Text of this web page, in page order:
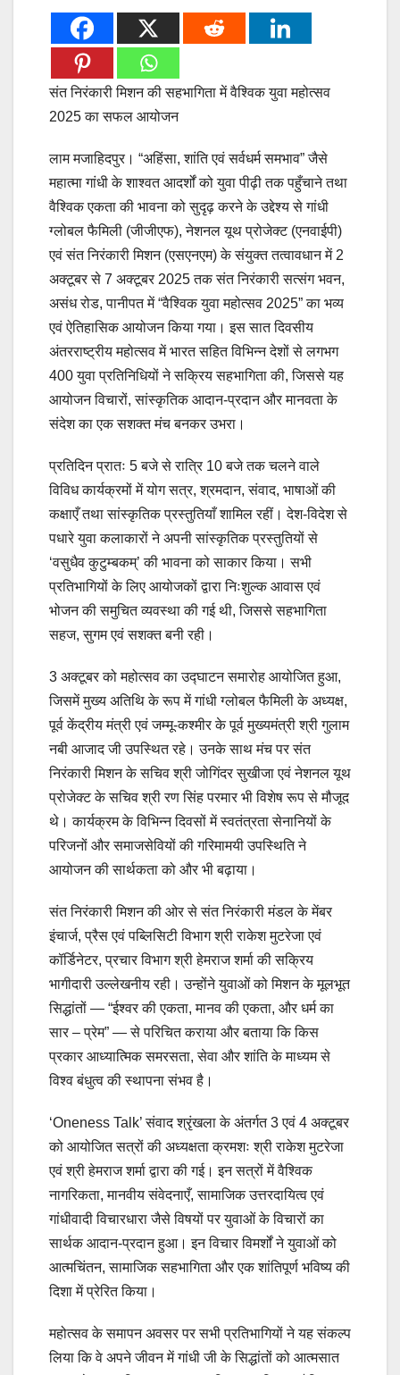
संत निरंकारी मिशन की सहभागिता में वैश्विक युवा महोत्सव
2025 का सफल आयोजन
लाम मजाहिदपुर। “अहिंसा, शांति एवं सर्वधर्म समभाव” जैसे
महात्मा गांधी के शाश्वत आदर्शों को युवा पीढ़ी तक पहुँचाने तथा
वैश्विक एकता की भावना को सुदृढ़ करने के उद्देश्य से गांधी
ग्लोबल फैमिली (जीजीएफ), नेशनल यूथ प्रोजेक्ट (एनवाईपी)
एवं संत निरंकारी मिशन (एसएनएम) के संयुक्त तत्वावधान में 2
अक्टूबर से 7 अक्टूबर 2025 तक संत निरंकारी सत्संग भवन,
असंध रोड, पानीपत में “वैश्विक युवा महोत्सव 2025” का भव्य
एवं ऐतिहासिक आयोजन किया गया। इस सात दिवसीय
अंतरराष्ट्रीय महोत्सव में भारत सहित विभिन्न देशों से लगभग
400 युवा प्रतिनिधियों ने सक्रिय सहभागिता की, जिससे यह
आयोजन विचारों, सांस्कृतिक आदान-प्रदान और मानवता के
संदेश का एक सशक्त मंच बनकर उभरा।
प्रतिदिन प्रातः 5 बजे से रात्रि 10 बजे तक चलने वाले
विविध कार्यक्रमों में योग सत्र, श्रमदान, संवाद, भाषाओं की
कक्षाएँ तथा सांस्कृतिक प्रस्तुतियाँ शामिल रहीं। देश-विदेश से
पधारे युवा कलाकारों ने अपनी सांस्कृतिक प्रस्तुतियों से
‘वसुधैव कुटुम्बकम्’ की भावना को साकार किया। सभी
प्रतिभागियों के लिए आयोजकों द्वारा निःशुल्क आवास एवं
भोजन की समुचित व्यवस्था की गई थी, जिससे सहभागिता
सहज, सुगम एवं सशक्त बनी रही।
3 अक्टूबर को महोत्सव का उद्घाटन समारोह आयोजित हुआ,
जिसमें मुख्य अतिथि के रूप में गांधी ग्लोबल फैमिली के अध्यक्ष,
पूर्व केंद्रीय मंत्री एवं जम्मू-कश्मीर के पूर्व मुख्यमंत्री श्री गुलाम
नबी आजाद जी उपस्थित रहे। उनके साथ मंच पर संत
निरंकारी मिशन के सचिव श्री जोगिंदर सुखीजा एवं नेशनल यूथ
प्रोजेक्ट के सचिव श्री रण सिंह परमार भी विशेष रूप से मौजूद
थे। कार्यक्रम के विभिन्न दिवसों में स्वतंत्रता सेनानियों के
परिजनों और समाजसेवियों की गरिमामयी उपस्थिति ने
आयोजन की सार्थकता को और भी बढ़ाया।
संत निरंकारी मिशन की ओर से संत निरंकारी मंडल के मेंबर
इंचार्ज, प्रैस एवं पब्लिसिटी विभाग श्री राकेश मुटरेजा एवं
कॉर्डिनेटर, प्रचार विभाग श्री हेमराज शर्मा की सक्रिय
भागीदारी उल्लेखनीय रही। उन्होंने युवाओं को मिशन के मूलभूत
सिद्धांतों — “ईश्वर की एकता, मानव की एकता, और धर्म का
सार – प्रेम” — से परिचित कराया और बताया कि किस
प्रकार आध्यात्मिक समरसता, सेवा और शांति के माध्यम से
विश्व बंधुत्व की स्थापना संभव है।
‘Oneness Talk’ संवाद श्रृंखला के अंतर्गत 3 एवं 4 अक्टूबर
को आयोजित सत्रों की अध्यक्षता क्रमशः श्री राकेश मुटरेजा
एवं श्री हेमराज शर्मा द्वारा की गई। इन सत्रों में वैश्विक
नागरिकता, मानवीय संवेदनाएँ, सामाजिक उत्तरदायित्व एवं
गांधीवादी विचारधारा जैसे विषयों पर युवाओं के विचारों का
सार्थक आदान-प्रदान हुआ। इन विचार विमर्शों ने युवाओं को
आत्मचिंतन, सामाजिक सहभागिता और एक शांतिपूर्ण भविष्य की
दिशा में प्रेरित किया।
महोत्सव के समापन अवसर पर सभी प्रतिभागियों ने यह संकल्प
लिया कि वे अपने जीवन में गांधी जी के सिद्धांतों को आत्मसात